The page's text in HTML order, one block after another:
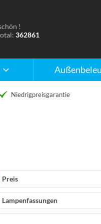
!
362861
Niedrigpreisgarantie
Preis
Lampenfassungen